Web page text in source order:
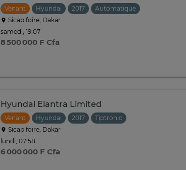
Venant Hyundai 2017
Automatique
Sicap foire, Dakar
samedi, 19:07
8 500 000 F Cfa
Hyundai Elantra Limited
Venant Hyundai 2017
Tiptronic
Sicap foire, Dakar
lundi, 07:58
6 000 000 F Cfa